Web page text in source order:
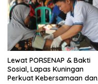
Lewat PORSENAP & Bakti
Sosial, Lapas Kuningan
Perkuat Kebersamaan dan